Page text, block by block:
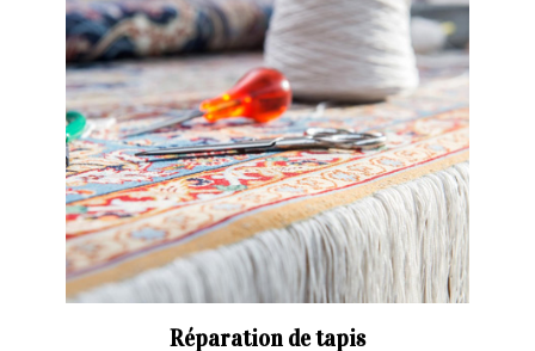
Réparation de tapis